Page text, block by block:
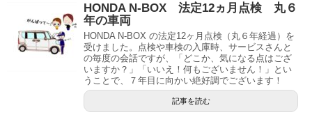
HONDA N-BOX 法定12ヵ月点検 丸６
年の車両
HONDA N-BOX の法定12ヶ月点検（丸６年経過）を
受けました。点検や車検の入庫時、サービスさんと
の毎度の会話ですが、「どこか、気になる点はござ
いますか？」「いいえ！何もございません！」とい
うことで、７年目に向かい絶好調でございます！
記事を読む